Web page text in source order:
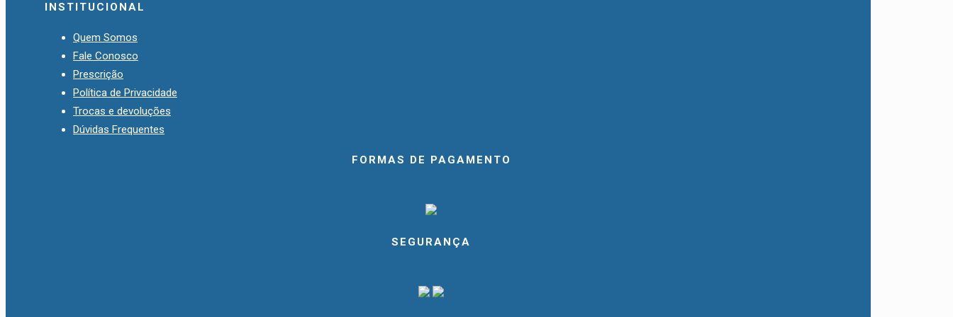
INSTITUCIONAL
Quem Somos
Fale Conosco
Prescrição
Política de Privacidade
Trocas e devoluções
Dúvidas Frequentes
FORMAS DE PAGAMENTO
SEGURANÇA